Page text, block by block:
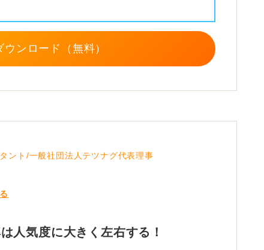
ウンロード（無料）
ント/一般社団法人テツナグ代表理事
人気度に大きく左右する！